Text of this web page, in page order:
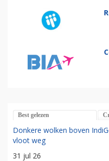
Best gelezen
Donkere wolken boven
vloot weg
31 jul 26